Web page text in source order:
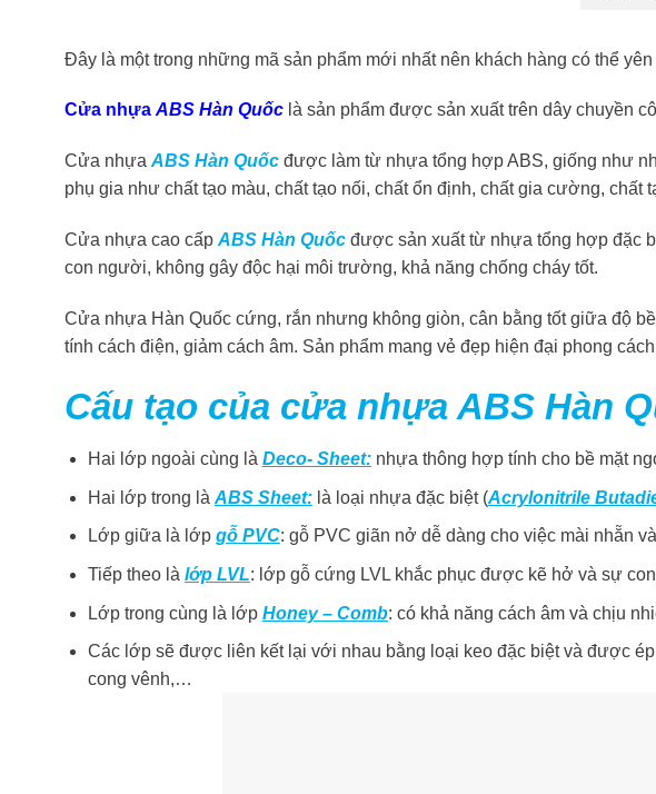
Đây là một trong những mã sản phẩm mới nhất nên khách hàng có thể
Cửa nhựa ABS Hàn Quốc là sản phẩm được sản xuất trên dây chuyền
Cửa nhựa ABS Hàn Quốc được làm từ nhựa tổng hợp ABS, giống như
phụ gia như chất tạo màu, chất tạo nối, chất ổn định, chất gia cường,
Cửa nhựa cao cấp ABS Hàn Quốc được sản xuất từ nhựa tổng hợp đặc
con người, không gây độc hại môi trường, khả năng chống cháy tốt.
Cửa nhựa Hàn Quốc cứng, rắn nhưng không giòn, cân bằng tốt giữa độ
tính cách điện, giảm cách âm. Sản phẩm mang vẻ đẹp hiện đại phong
Cấu tạo của cửa nhựa ABS Hàn
Hai lớp ngoài cùng là Deco- Sheet:nhựa thông hợp tính cho bề mặt
Hai lớp trong là ABS Sheet:là loại nhựa đặc biệt (Acrylonitrile
Lớp giữa là lớp gỗ PVC: gỗ PVC giãn nở dễ dàng cho việc mài nhẵn
Tiếp theo là lớp LVL: lớp gỗ cứng LVL khắc phục được kẽ hở và sự
Lớp trong cùng là lớp Honey – Comb: có khả năng cách âm và chịu
Các lớp sẽ được liên kết lại với nhau bằng loại keo đặc biệt và được
cong vênh,…